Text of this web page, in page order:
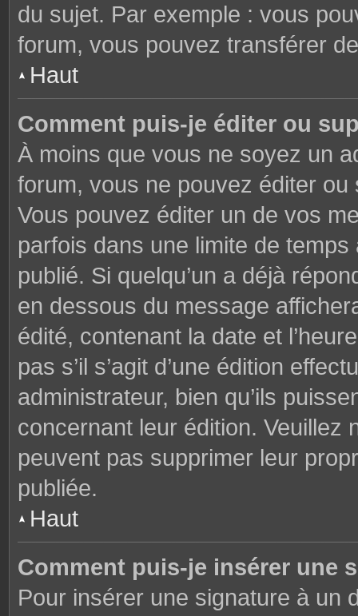
du sujet. Par exemple : vous
forum, vous pouvez transférer
Haut
Comment puis-je éditer ou
À moins que vous ne soyez un
forum, vous ne pouvez éditer
Vous pouvez éditer un de vos
parfois dans une limite de
publié. Si quelqu’un a déjà
en dessous du message
édité, contenant la date et
pas s’il s’agit d’une édition
administrateur, bien qu’ils
concernant leur édition. Veuillez
peuvent pas supprimer leur
publiée.
Haut
Comment puis-je insérer une
Pour insérer une signature à un